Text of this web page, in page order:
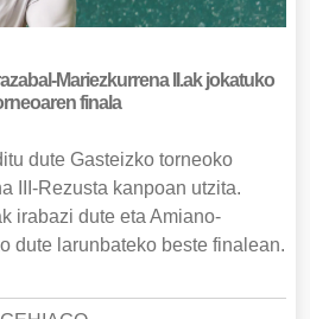
Mariezkurrena II.ak jokatuko
finala
dute Gasteizko torneoko
III-Rezusta kanpoan utzita.
irabazi dute eta Amiano-
dute larunbateko beste finalean.